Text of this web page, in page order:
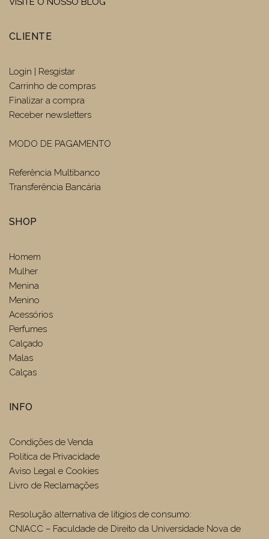
CLIENTE
Login | Resgistar
Carrinho de compras
Finalizar a compra
Receber newsletters
MODO DE PAGAMENTO
Referência Multibanco
Transferência Bancária
SHOP
Homem
Mulher
Menina
Menino
Acessórios
Perfumes
Calçado
Malas
Calças
INFO
Condições de Venda
Politica de Privacidade
Aviso Legal e Cookies
Livro de Reclamações
Resolução alternativa de litígios de consumo:
CNIACC – Faculdade de Direito da Universidade Nova de